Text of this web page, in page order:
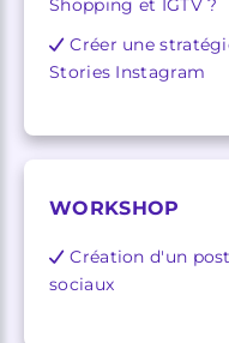
Shopping et IGTV ?
Créer une
Stories Instagram
WORKSHOP
Création d'un
sociaux